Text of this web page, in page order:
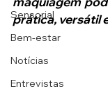
Sensorial
Bem-estar
Notícias
Entrevistas
prática, versátil